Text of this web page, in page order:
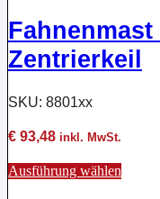
Zentrierkeil
SKU: 8801xx
€ 93,48 inkl. MwSt.
Ausführung wählen